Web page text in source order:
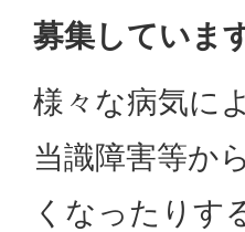
募集していま
様々な病気に
当識障害等か
くなったりす